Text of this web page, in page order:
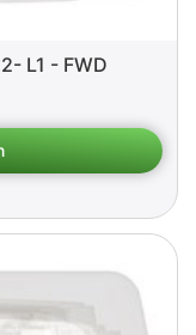
L1 - FWD